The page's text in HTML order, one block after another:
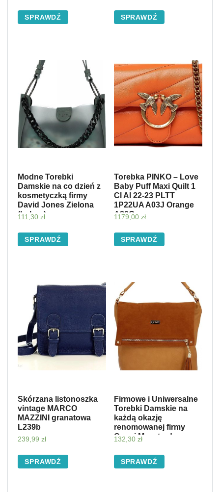
SPRAWDŹ SPRAWDŹ
Modne Torebki
Damskie na co dzień z
kosmetyczką firmy
David Jones Zielona
(kolory)
111,30 zł
SPRAWDŹ
Torebka PINKO – Love
Baby Puff Maxi Quilt 1
Cl Al 22-23 PLTT
1P22UA A03J Orange
A80Q
1179,00 zł
SPRAWDŹ
Skórzana listonoszka
vintage MARCO
MAZZINI granatowa
L239b
239,99 zł
SPRAWDŹ
Firmowe i Uniwersalne
Torebki Damskie na
każdą okazję
renomowanej firmy
Conci Musztardowa
132,30 zł
SPRAWDŹ